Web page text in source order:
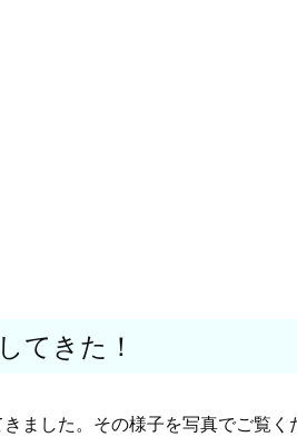
てきた！
ました。その様子を写真でご覧く